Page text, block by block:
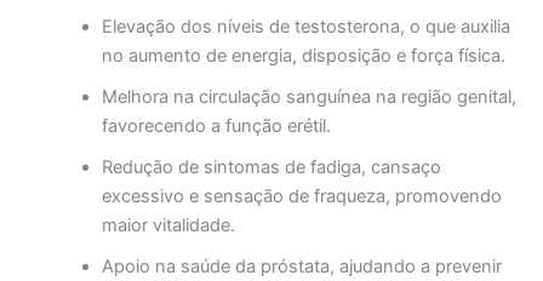
Elevação dos níveis de testosterona, o que auxilia
no aumento de energia, disposição e força física.
Melhora na circulação sanguínea na região genital,
favorecendo a função erétil.
Redução de sintomas de fadiga, cansaço
excessivo e sensação de fraqueza, promovendo
maior vitalidade.
Apoio na saúde da próstata, ajudando a prevenir